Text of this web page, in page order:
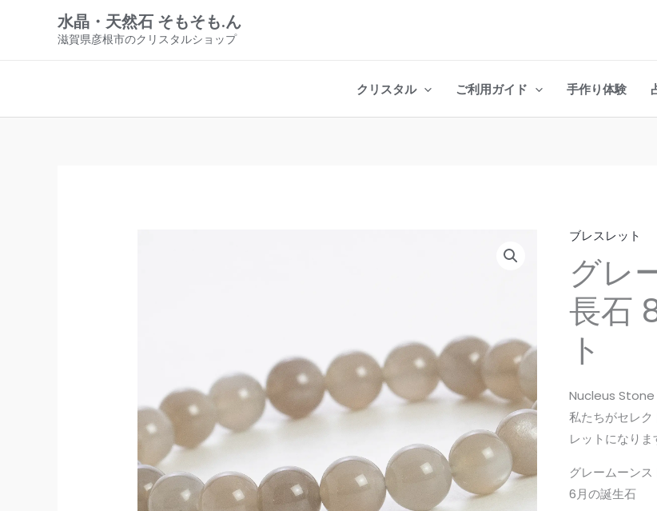
ッ
水晶・天然石 そもそも.ん
滋賀県彦根市のクリスタルショップ
クリスタル ご利用ガイド 手作り体験
ブレスレット
グレ
長石
ト
Nucleus Stone
私たちがセレ
レットになりま
グレームーン
6月の誕生石
グ
ー
ム
ー
ト
ー
ン
長
石